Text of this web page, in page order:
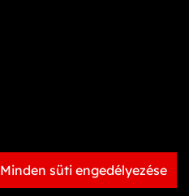
Minden süti engedélyezése